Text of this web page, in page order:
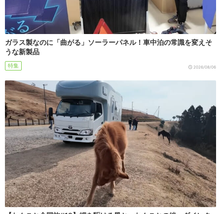
ガラス製なのに「曲がる」ソーラーパネル！車中泊の常識を変えそ
うな新製品
特集 2026/08/06